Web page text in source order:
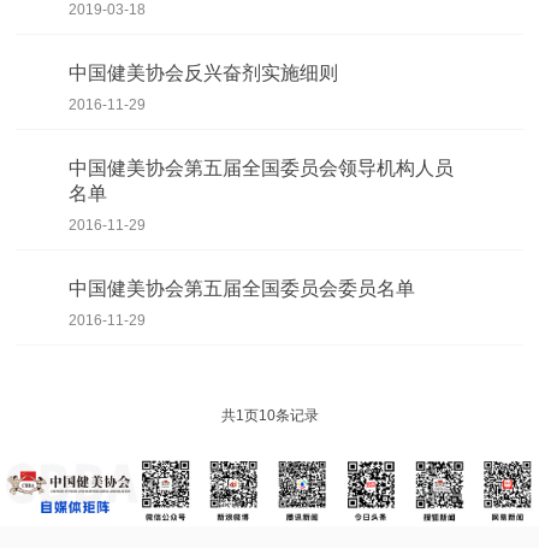
2019-03-18
中国健美协会反兴奋剂实施细则
2016-11-29
中国健美协会第五届全国委员会领导机构人员
名单
2016-11-29
中国健美协会第五届全国委员会委员名单
2016-11-29
共1页10条记录